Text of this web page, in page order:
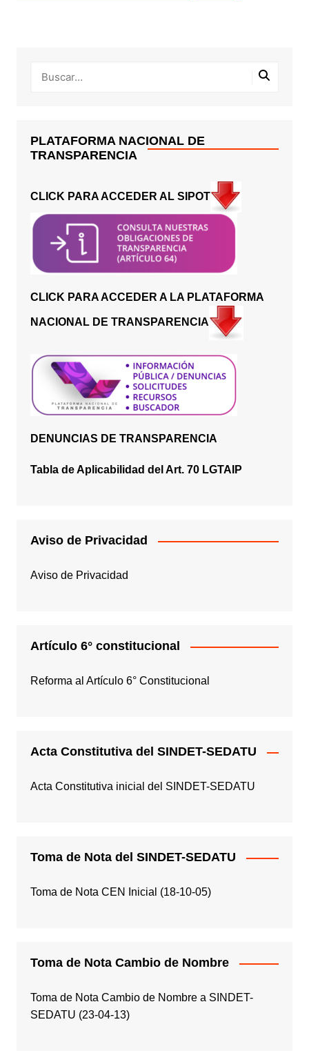
PLATAFORMA NACIONAL DE
TRANSPARENCIA
CLICK PARA ACCEDER AL SIPOT
CLICK PARA ACCEDER A LA PLATAFORMA
NACIONAL DE TRANSPARENCIA
DENUNCIAS DE TRANSPARENCIA
Tabla de Aplicabilidad del Art. 70 LGTAIP
Aviso de Privacidad
Aviso de Privacidad
Artículo 6° constitucional
Reforma al Artículo 6° Constitucional
Acta Constitutiva del SINDET-SEDATU
Acta Constitutiva inicial del SINDET-SEDATU
Toma de Nota del SINDET-SEDATU
Toma de Nota CEN Inicial (18-10-05)
Toma de Nota Cambio de Nombre
Toma de Nota Cambio de Nombre a SINDET-
SEDATU (23-04-13)